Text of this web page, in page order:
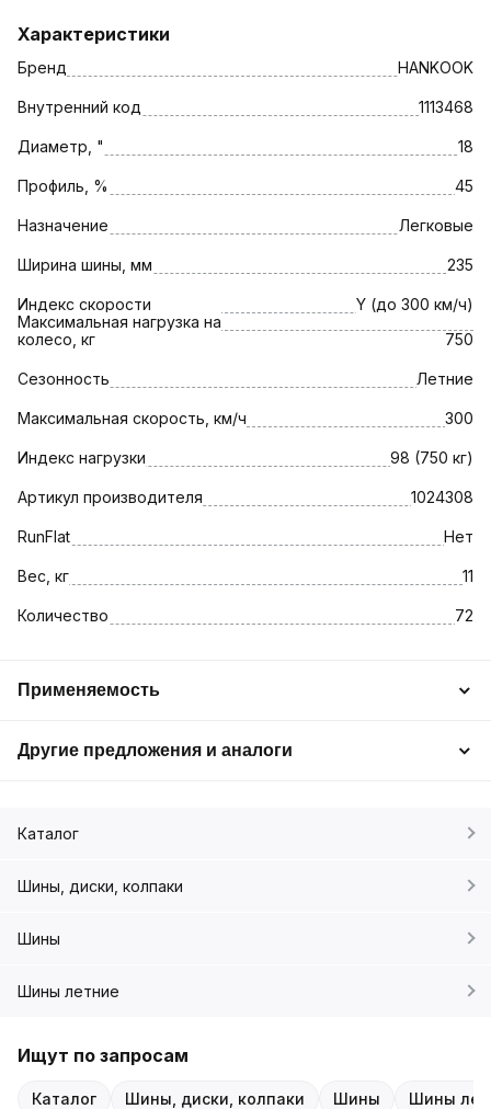
Характеристики
Бренд HANKOOK
Внутренний код 1113468
Диаметр, " 18
Профиль, % 45
Назначение Легковые
Ширина шины, мм 235
Индекс скорости
Y (до 300 км/ч)
Максимальная нагрузка на
колесо, кг
750
Сезонность Летние
Максимальная скорость, км/ч 300
Индекс нагрузки 98 (750 кг)
Артикул производителя 1024308
RunFlat Нет
Вес, кг 11
Количество 72
Применяемость
Другие предложения и аналоги
Каталог
Шины, диски, колпаки
Шины
Шины летние
Ищут по запросам
Каталог Шины, диски, колпаки Шины Шины